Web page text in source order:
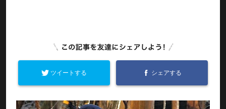
ツイートする シェアする